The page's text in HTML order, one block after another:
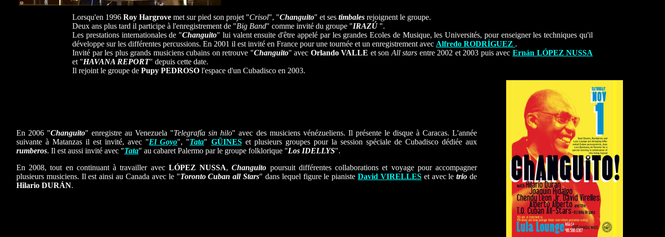
Lorsqu'en 1996 Roy Hargrove met sur pied son projet "Crisol", "Changuito" et ses timbales rejoignent le groupe.
Deux ans plus tard il participe à l'enregistrement de "Big Band" comme invité du groupe "IRAZÚ".
Les prestations internationales de "Changuito" lui valent ensuite d'être appelé par les grandes Ecoles de Musique, les Universités, pour enseigner les techniques qu'il
développe sur les différentes percussions. En 2001 il est invité en France pour une tournée et un enregistrement avec Alfredo RODRÍGUEZ .
Invité par les plus grands musiciens cubains on retrouve "Changuito" avec Orlando VALLE et son All stars entre 2002 et 2003 puis avec Ernán LÓPEZ NUSSA
et "HAVANA REPORT" depuis cette date.
Il rejoint le groupe de Pupy PEDROSO l'espace d'un Cubadisco en 2003.
En 2006 "Changuito" enregistre au Venezuela "Telegrafía sin hilo" avec des musiciens vénézueliens. Il présente le disque à Caracas. L'année
suivante à Matanzas il est invité, avec "El Goyo", "Tata" GÜINESet plusieurs groupes pour la session spéciale de Cubadisco dédiée aux
rumberos. Il est aussi invité avec "Tata" au cabaret Palermo par le groupe folklorique "Los IDELLYS".
En 2008, tout en continuant à travailler avec LÓPEZ NUSSA,Changuito poursuit différentes collaborations et voyage pour accompagner
plusieurs musiciens. Il est ainsi au Canada avec le "Toronto Cuban all Stars" dans lequel figure le pianiste David VIRELLESet avec letrio de
Hilario DURÁN.